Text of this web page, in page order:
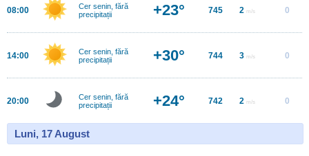
08:00
Cer senin, fără
precipitații
+23° 745 2 m/s 0
14:00
Cer senin, fără
precipitații
+30° 744 3 m/s 0
20:00
Cer senin, fără
precipitații
+24° 742 2 m/s 0
Luni, 17 August